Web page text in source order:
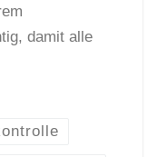
damit alle